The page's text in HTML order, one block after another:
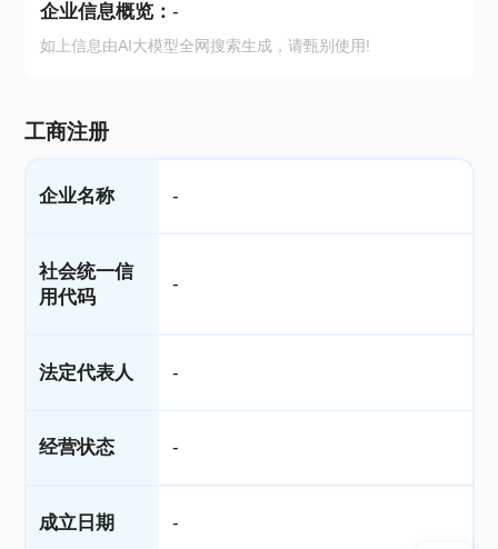
企业信息概览： -
如上信息由AI大模型全网搜索生成，请甄别使用!
工商注册
企业名称 -
社会统一信
用代码
-
法定代表人 -
经营状态 -
成立日期 -